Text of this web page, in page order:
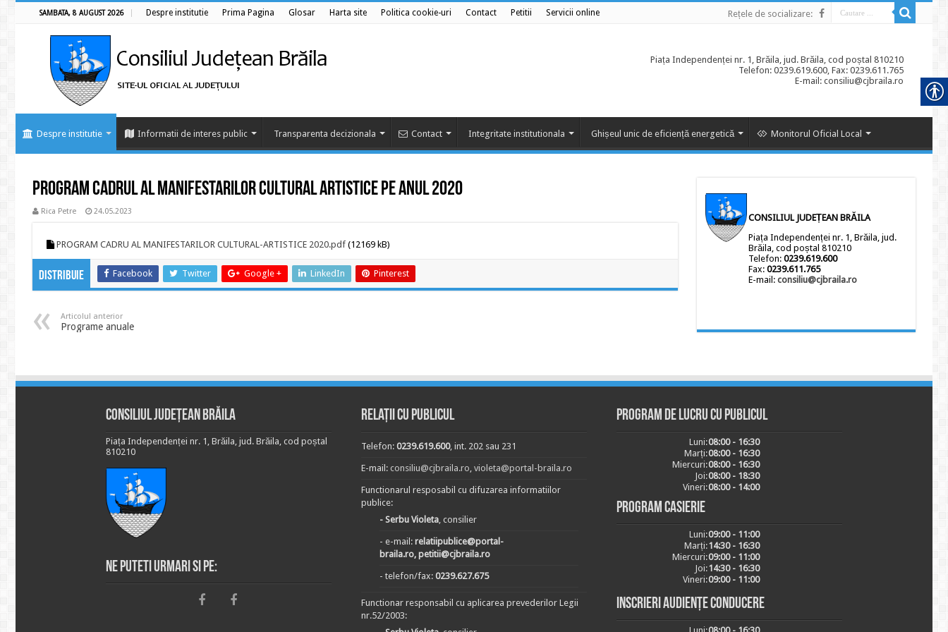
SAMBATA, 8 AUGUST 2026 Despre institutie Prima Pagina Glosar Harta site Politica cookie-uri Contact Petitii Servicii online Rețele de socializare:
Piața Independenței nr. 1, Brăila, jud. Brăila, cod poștal 810210
Telefon: 0239.619.600, Fax: 0239.611.765
E-mail: consiliu@cjbraila.ro
Despre institutie Informatii de interes public Transparenta decizionala Contact Integritate institutionala Ghișeul unic de eficiență energetică Monitorul Oficial Local
Program cadrul al manifestarilor cultural artistice pe anul 2020
Rica Petre 24.05.2023
PROGRAM CADRU AL MANIFESTARILOR CULTURAL-ARTISTICE 2020.pdf (12169 kB)
Distribuie Facebook Twitter Google + LinkedIn Pinterest
Articolul anterior
Programe anuale
CONSILIUL JUDEȚEAN BRĂILA
Piața Independenței nr. 1, Brăila, jud.
Brăila, cod poștal 810210
Telefon: 0239.619.600
Fax: 0239.611.765
E-mail: consiliu@cjbraila.ro
Consiliul Județean Brăila
Piața Independenței nr. 1, Brăila, jud. Brăila, cod poștal
810210
Ne puteti urmari si pe:
Relații cu publicul
Telefon: 0239.619.600, int. 202 sau 231
E-mail: consiliu@cjbraila.ro, violeta@portal-braila.ro
Functionarul resposabil cu difuzarea informatiilor
publice:
- Serbu Violeta, consilier
- e-mail: relatiipublice@portal-
braila.ro, petitii@cjbraila.ro
- telefon/fax: 0239.627.675
Functionar responsabil cu aplicarea prevederilor Legii
nr.52/2003:
Program de lucru cu publicul
Luni:08:00 - 16:30
Marți:08:00 - 16:30
Miercuri:08:00 - 16:30
Joi:08:00 - 18:30
Vineri:08:00 - 14:00
Program casierie
Luni:09:00 - 11:00
Marți:14:30 - 16:30
Miercuri:09:00 - 11:00
Joi:14:30 - 16:30
Vineri:09:00 - 11:00
Inscrieri audiențe conducere